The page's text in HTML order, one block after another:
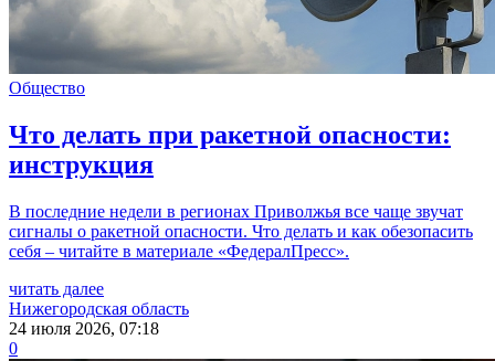
Общество
Что делать при ракетной опасности:
инструкция
В последние недели в регионах Приволжья все чаще звучат
сигналы о ракетной опасности. Что делать и как обезопасить
себя – читайте в материале «ФедералПресс».
читать далее
Нижегородская область
24 июля 2026, 07:18
0